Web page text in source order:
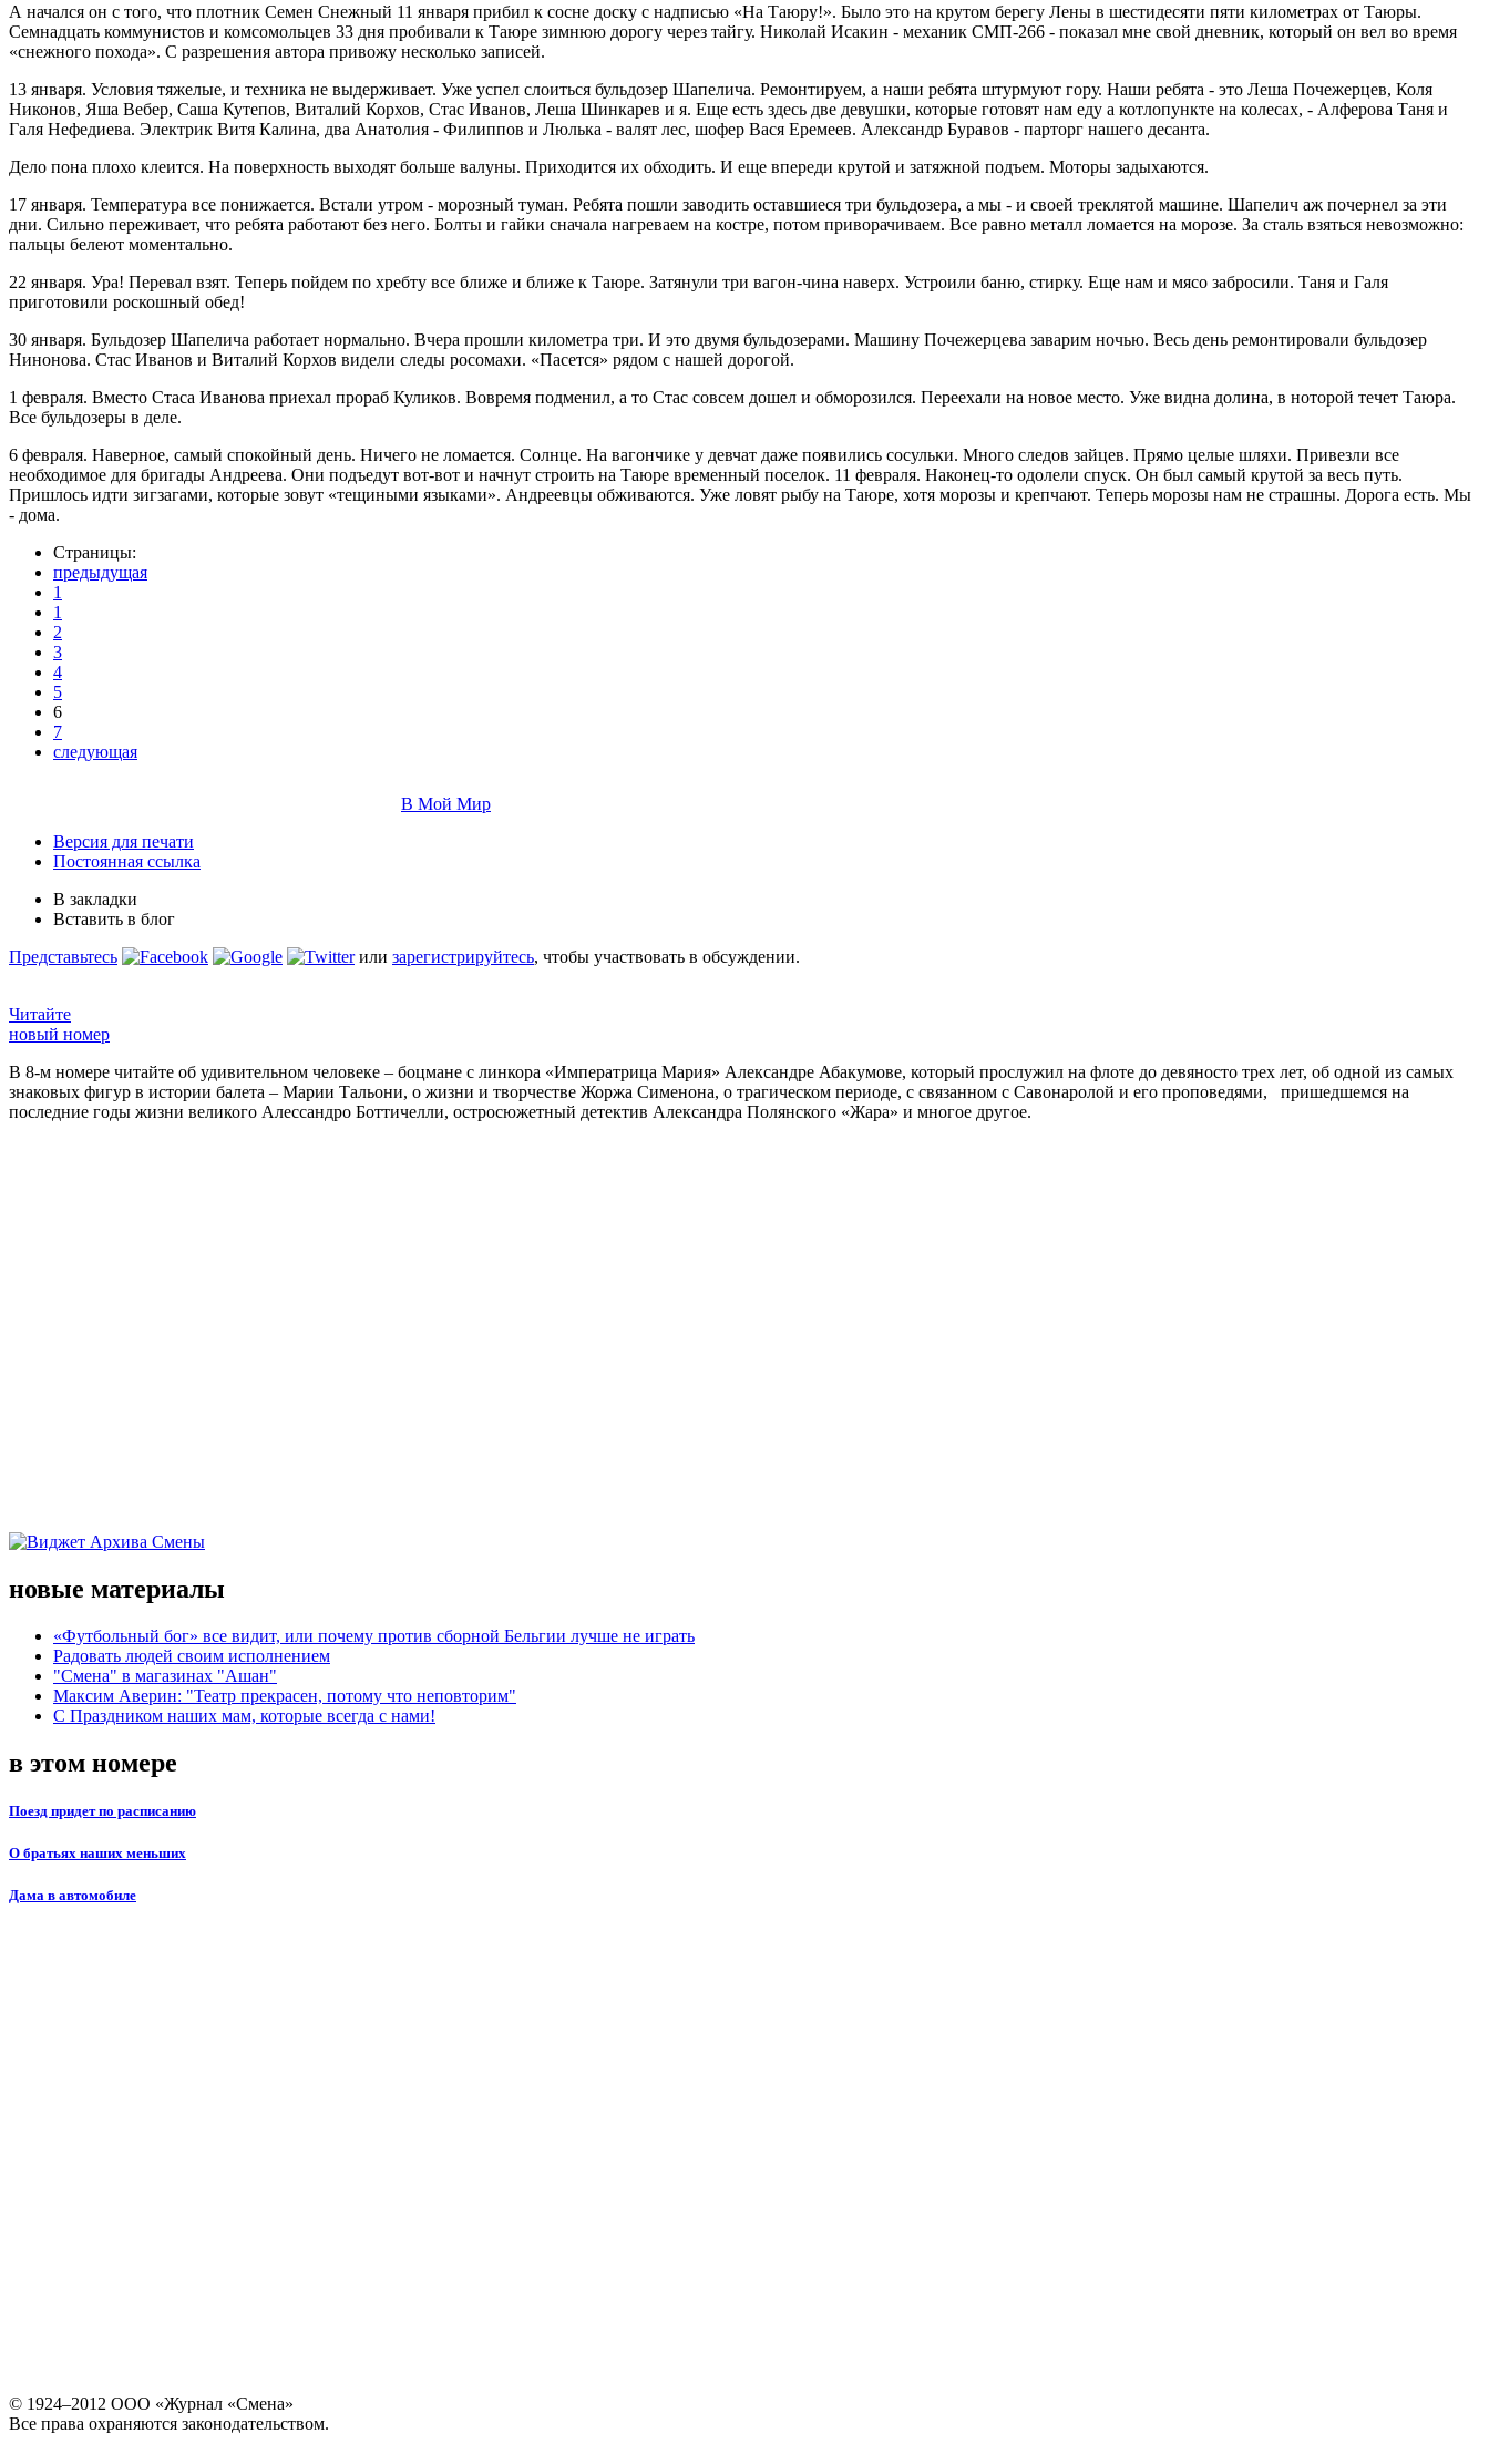
А начался он с того, что плотник Семен Снежный 11 января прибил к сосне доску с надписью «На Таюру!». Было это на крутом берегу Лены в шестидесяти пяти километрах от Таюры.
Семнадцать коммунистов и комсомольцев 33 дня пробивали к Таюре зимнюю дорогу через тайгу. Николай Исакин - механик СМП-266 - показал мне свой дневник, который он вел во время
«снежного похода». С разрешения автора привожу несколько записей.
13 января. Условия тяжелые, и техника не выдерживает. Уже успел слоиться бульдозер Шапелича. Ремонтируем, а наши ребята штурмуют гору. Наши ребята - это Леша Почежерцев, Коля
Никонов, Яша Вебер, Саша Кутепов, Виталий Корхов, Стас Иванов, Леша Шинкарев и я. Еще есть здесь две девушки, которые готовят нам еду а котлопункте на колесах, - Алферова Таня и
Галя Нефедиева. Электрик Витя Калина, два Анатолия - Филиппов и Люлька - валят лес, шофер Вася Еремеев. Александр Буравов - парторг нашего десанта.
Дело пона плохо клеится. На поверхность выходят больше валуны. Приходится их обходить. И еще впереди крутой и затяжной подъем. Моторы задыхаются.
17 января. Температура все понижается. Встали утром - морозный туман. Ребята пошли заводить оставшиеся три бульдозера, а мы - и своей треклятой машине. Шапелич аж почернел за эти
дни. Сильно переживает, что ребята работают без него. Болты и гайки сначала нагреваем на костре, потом приворачиваем. Все равно металл ломается на морозе. За сталь взяться невозможно:
пальцы белеют моментально.
22 января. Ура! Перевал взят. Теперь пойдем по хребту все ближе и ближе к Таюре. Затянули три вагон-чина наверх. Устроили баню, стирку. Еще нам и мясо забросили. Таня и Галя
приготовили роскошный обед!
30 января. Бульдозер Шапелича работает нормально. Вчера прошли километра три. И это двумя бульдозерами. Машину Почежерцева заварим ночью. Весь день ремонтировали бульдозер
Нинонова. Стас Иванов и Виталий Корхов видели следы росомахи. «Пасется» рядом с нашей дорогой.
1 февраля. Вместо Стаса Иванова приехал прораб Куликов. Вовремя подменил, а то Стас совсем дошел и обморозился. Переехали на новое место. Уже видна долина, в ноторой течет Таюра.
Все бульдозеры в деле.
6 февраля. Наверное, самый спокойный день. Ничего не ломается. Солнце. На вагончике у девчат даже появились сосульки. Много следов зайцев. Прямо целые шляхи. Привезли все
необходимое для бригады Андреева. Они подъедут вот-вот и начнут строить на Таюре временный поселок. 11 февраля. Наконец-то одолели спуск. Он был самый крутой за весь путь.
Пришлось идти зигзагами, которые зовут «тещиными языками». Андреевцы обживаются. Уже ловят рыбу на Таюре, хотя морозы и крепчают. Теперь морозы нам не страшны. Дорога есть. Мы
- дома.
Страницы:
предыдущая
1
1
2
3
4
5
6
7
следующая
В Мой Мир
Версия для печати
Постоянная ссылка
В закладки
Вставить в блог
Представьтесь
или зарегистрируйтесь, чтобы участвовать в обсуждении.
Читайте
новый номер
В 8-м номере читайте об удивительном человеке – боцмане с линкора «Императрица Мария» Александре Абакумове, который прослужил на флоте до девяносто трех лет, об одной из самых
знаковых фигур в истории балета – Марии Тальони, о жизни и творчестве Жоржа Сименона, о трагическом периоде, с связанном с Савонаролой и его проповедями, пришедшемся на
последние годы жизни великого Алессандро Боттичелли, остросюжетный детектив Александра Полянского «Жара» и многое другое.
новые материалы
«Футбольный бог» все видит, или почему против сборной Бельгии лучше не играть
Радовать людей своим исполнением
"Смена" в магазинах "Ашан"
Максим Аверин: "Театр прекрасен, потому что неповторим"
С Праздником наших мам, которые всегда с нами!
в этом номере
Поезд придет по расписанию
О братьях наших меньших
Дама в автомобиле
© 1924–2012 ООО «Журнал «Смена»
Все права охраняются законодательством.